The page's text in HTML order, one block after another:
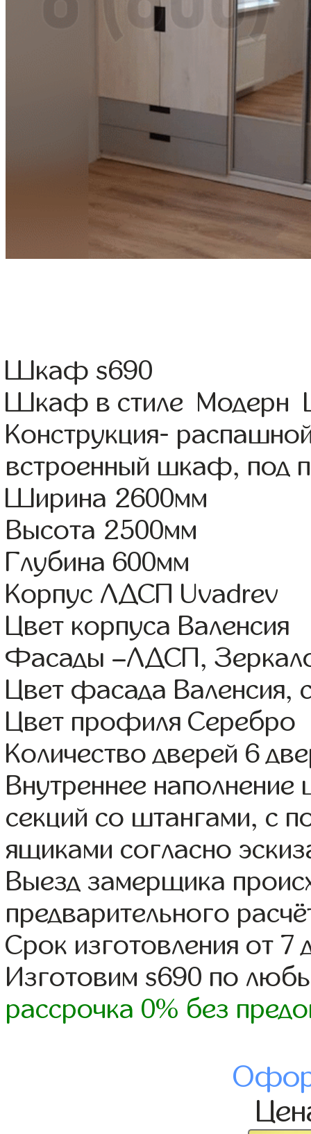
Шкаф s690
Шкаф в стиле Модерн
Конструкция-
встроенный шкаф, под
Ширина 2600мм
Высота 2500мм
Глубина 600мм
Корпус ЛДСП Uvadrev
Цвет корпуса Валенсия
Фасады –ЛДСП,
Цвет фасада Валенсия,
Цвет профиля Серебро
Количество дверей 6
Внутреннее
секций со штангами, с
ящиками согласно
Выезд замерщика
предварительного
Срок изготовления от 7
Изготовим s690 по
рассрочка 0% без